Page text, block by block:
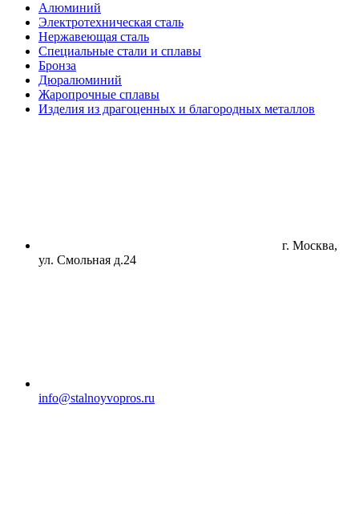
Алюминий
Электротехническая сталь
Нержавеющая сталь
Специальные стали и сплавы
Бронза
Дюралюминий
Жаропрочные сплавы
Изделия из драгоценных и благородных металлов
г. Москва,
ул. Смольная д.24
info@stalnoyvopros.ru